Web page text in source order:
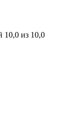
10,0 из 10,0